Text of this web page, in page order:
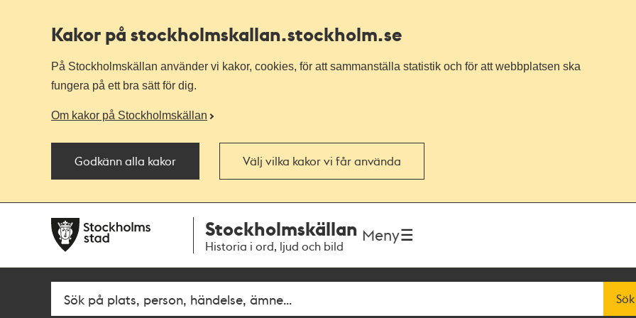
Kakor på stockholmskallan.stockholm.se
På Stockholmskällan använder vi kakor, cookies, för att sammanställa statistik och för att webbplatsen ska
fungera på ett bra sätt för dig.
Om kakor på Stockholmskällan
Godkänn alla kakor Välj vilka kakor vi får använda
navigationen
huvudinnehållet
Stockholmskällan
Historia i ord, ljud och bild
Meny
Fritextsök Sök